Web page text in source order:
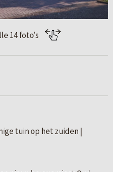
14 foto's
tuin op het zuiden |